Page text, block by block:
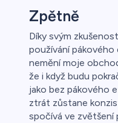
Zpětně
Díky svým
používání
nemění moje
že i když budu
jako bez pákového
ztrát zůstane
spočívá ve zvětšení